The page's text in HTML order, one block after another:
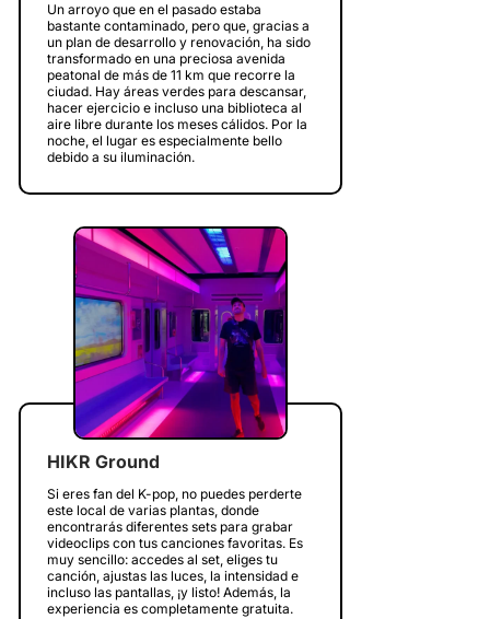
Un arroyo que en el pasado estaba
bastante contaminado, pero que, gracias a
un plan de desarrollo y renovación, ha sido
transformado en una preciosa avenida
peatonal de más de 11 km que recorre la
ciudad. Hay áreas verdes para descansar,
hacer ejercicio e incluso una biblioteca al
aire libre durante los meses cálidos. Por la
noche, el lugar es especialmente bello
debido a su iluminación.
HIKR Ground
Si eres fan del K-pop, no puedes perderte
este local de varias plantas, donde
encontrarás diferentes sets para grabar
videoclips con tus canciones favoritas. Es
muy sencillo: accedes al set, eliges tu
canción, ajustas las luces, la intensidad e
incluso las pantallas, ¡y listo! Además, la
experiencia es completamente gratuita.